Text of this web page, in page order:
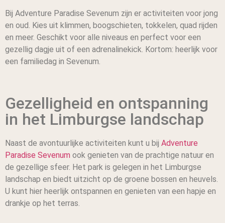
Bij Adventure Paradise Sevenum zijn er activiteiten voor jong
en oud. Kies uit klimmen, boogschieten, tokkelen, quad rijden
en meer. Geschikt voor alle niveaus en perfect voor een
gezellig dagje uit of een adrenalinekick. Kortom: heerlijk voor
een familiedag in Sevenum.
Gezelligheid en ontspanning
in het Limburgse landschap
Naast de avontuurlijke activiteiten kunt u bij Adventure
Paradise Sevenum ook genieten van de prachtige natuur en
de gezellige sfeer. Het park is gelegen in het Limburgse
landschap en biedt uitzicht op de groene bossen en heuvels.
U kunt hier heerlijk ontspannen en genieten van een hapje en
drankje op het terras.